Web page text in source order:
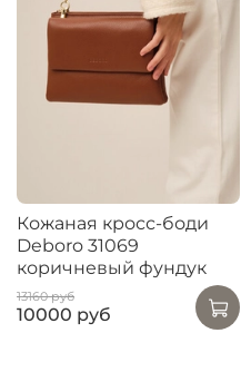
Кожаная кросс-боди
Deboro 31069
коричневый фундук
13160 руб
10000 руб